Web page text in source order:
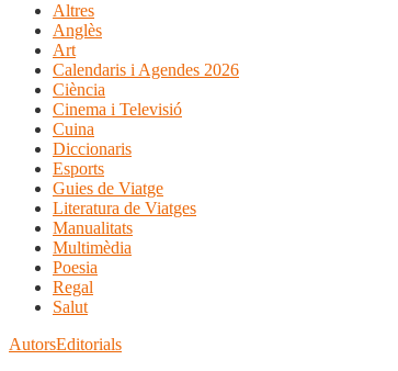
Altres
Anglès
Art
Calendaris i Agendes 2026
Ciència
Cinema i Televisió
Cuina
Diccionaris
Esports
Guies de Viatge
Literatura de Viatges
Manualitats
Multimèdia
Poesia
Regal
Salut
AutorsEditorials